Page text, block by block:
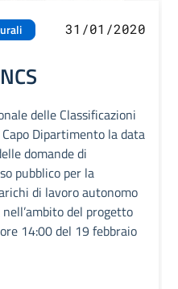
31/01/2020
delle Classificazioni
Dipartimento la data
domande di
pubblico per la
di lavoro autonomo
del progetto
14:00 del 19 febbraio